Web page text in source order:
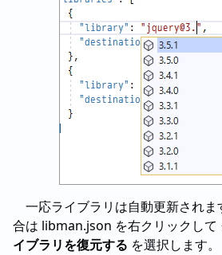
一応ライブラリは自動更新され
合は libman.json を右クリックして
イブラリを復元する を選択します。